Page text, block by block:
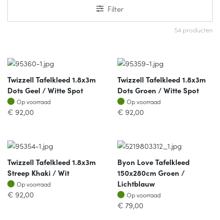
Filter
54 producten
Twizzell Tafelkleed 1.8x3m
Dots Geel / Witte Spot
Op voorraad
Op voorraad
€ 92,00
Twizzell Tafelkleed 1.8x3m
Dots Groen / Witte Spot
Op voorraad
Op voorraad
€ 92,00
Twizzell Tafelkleed 1.8x3m
Streep Khaki / Wit
Op voorraad
Op voorraad
€ 92,00
Byon Love Tafelkleed
150x280cm Groen /
Lichtblauw
Op voorraad
Op voorraad
€ 79,00